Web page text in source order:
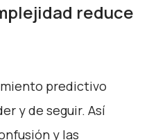
reduce
predictivo
y de seguir. Así
y las